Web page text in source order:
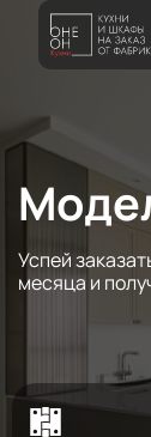
Успей
месяца и